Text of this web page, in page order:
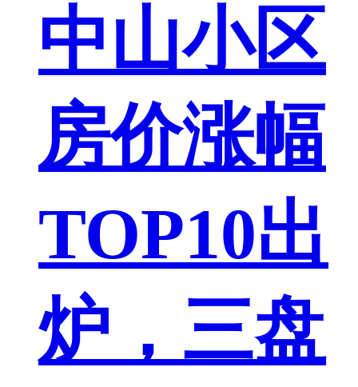
中山小区
房价涨幅
TOP10出
炉，三盘